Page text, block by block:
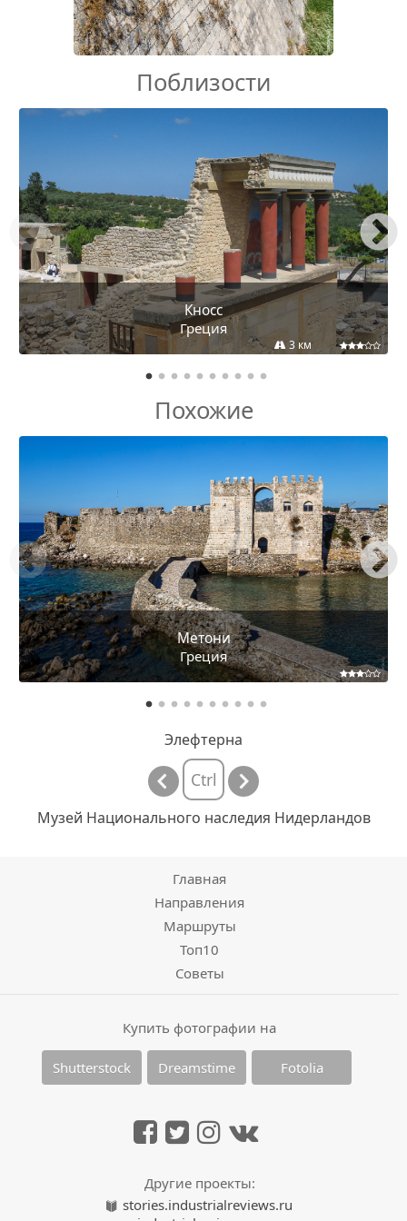
Поблизости
Кносс
Греция
3 км
Похожие
Метони
Греция
Элефтерна
Ctrl
Музей Национального наследия Нидерландов
Главная
Направления
Маршруты
Топ10
Советы
Купить фотографии на
Shutterstock Dreamstime Fotolia
Другие проекты:
stories.industrialreviews.ru